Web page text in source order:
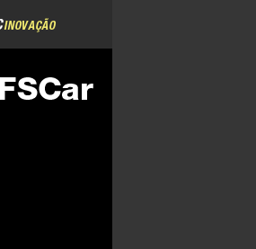
INOVAÇÃO